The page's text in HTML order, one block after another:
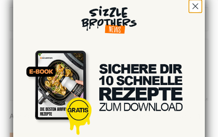
Alle Kommentare werden vor der Veröffentlichung geprüft.